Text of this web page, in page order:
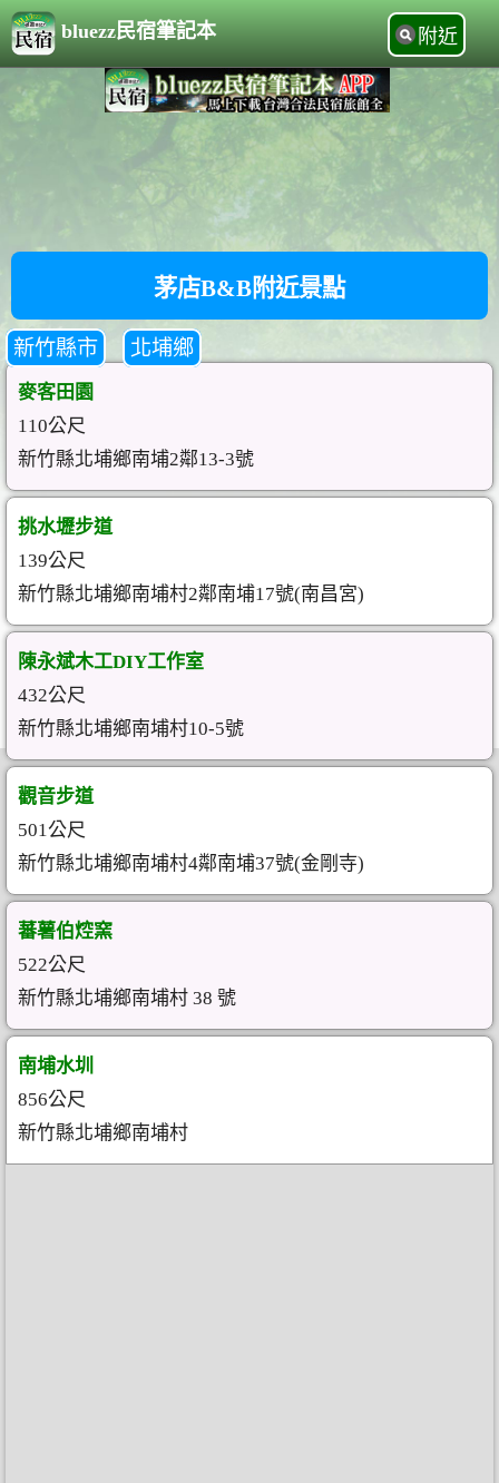
bluezz民宿筆記本 附近
茅店B&B附近景點
新竹縣市 北埔鄉
麥客田園
110公尺
新竹縣北埔鄉南埔2鄰13-3號
挑水壢步道
139公尺
新竹縣北埔鄉南埔村2鄰南埔17號(南昌宮)
陳永斌木工DIY工作室
432公尺
新竹縣北埔鄉南埔村10-5號
觀音步道
501公尺
新竹縣北埔鄉南埔村4鄰南埔37號(金剛寺)
蕃薯伯焢窯
522公尺
新竹縣北埔鄉南埔村 38 號
南埔水圳
856公尺
新竹縣北埔鄉南埔村